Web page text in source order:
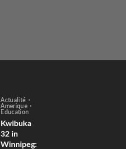
Actualité
Amerique
Education
Kwibuka
32 in
Winnipeg: